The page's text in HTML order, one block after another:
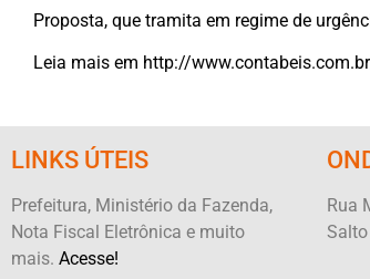
Proposta, que tramita em regime de
Leia mais em http://
LINKS ÚTEIS
Prefeitura, Ministério da Fazenda,
Nota Fiscal Eletrônica e muito
mais. Acesse!
Rua